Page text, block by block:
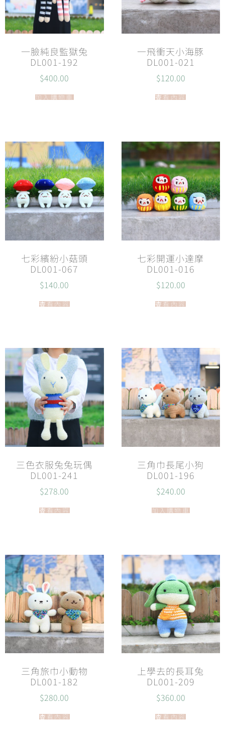
一臉純良監獄兔
DL001-192
$400.00
加入購物車
一飛衝天小海豚
DL001-021
$120.00
查看內容
七彩繽紛小菇頭
DL001-067
$140.00
查看內容
七彩開運小達摩
DL001-016
$120.00
查看內容
三色衣服兔兔玩偶
DL001-241
$278.00
查看內容
三角巾長尾小狗
DL001-196
$240.00
加入購物車
三角旅巾小動物
DL001-182
$280.00
查看內容
上學去的長耳兔
DL001-209
$360.00
查看內容